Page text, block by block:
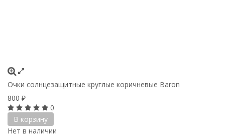
Очки солнцезащитные круглые коричневые Baron
800 ₽
0
В корзину
Нет в наличии